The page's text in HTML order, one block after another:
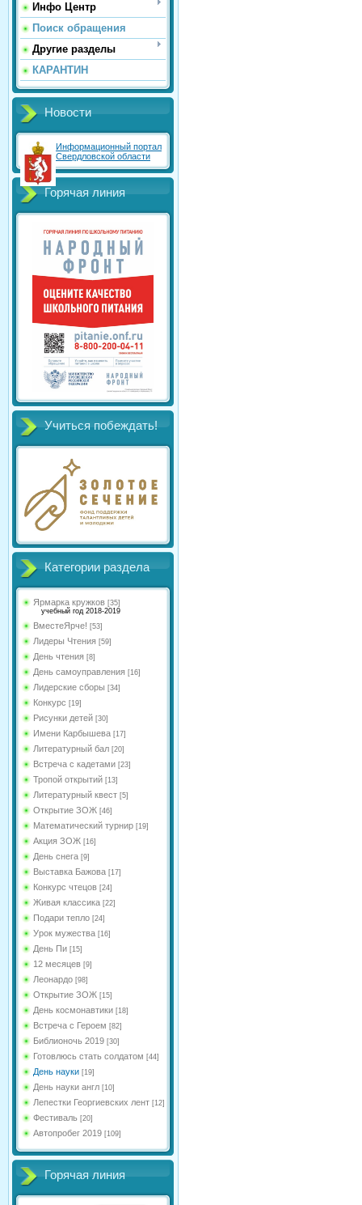
Инфо Центр
Поиск обращения
Другие разделы
КАРАНТИН
Новости
Информационный портал
Свердловской области
Горячая линия
Учиться побеждать!
Категории раздела
Ярмарка кружков [35]
учебный год 2018-2019
ВместеЯрче! [53]
Лидеры Чтения [59]
День чтения [8]
День самоуправления [16]
Лидерские сборы [34]
Конкурс [19]
Рисунки детей [30]
Имени Карбышева [17]
Литературный бал [20]
Встреча с кадетами [23]
Тропой открытий [13]
Литературный квест [5]
Открытие ЗОЖ [46]
Математический турнир [19]
Акция ЗОЖ [16]
День снега [9]
Выставка Бажова [17]
Конкурс чтецов [24]
Живая классика [22]
Подари тепло [24]
Урок мужества [16]
День Пи [15]
12 месяцев [9]
Леонардо [98]
Открытие ЗОЖ [15]
День космонавтики [18]
Встреча с Героем [82]
Библионочь 2019 [30]
Готовлюсь стать солдатом [44]
День науки [19]
День науки англ [10]
Лепестки Георгиевских лент [12]
Фестиваль [20]
Автопробег 2019 [109]
Горячая линия